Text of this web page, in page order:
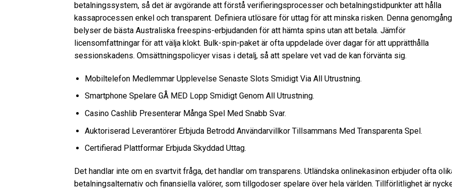
betalningssystem, så det är avgörande att förstå verifieringsprocesser och betalningstidpunkter att hålla
kassaprocessen enkel och transparent. Definiera utlösare för uttag för att minska risken. Denna genomgång
belyser de bästa Australiska freespins-erbjudanden för att hämta spins utan att betala. Jämför
licensomfattningar för att välja klokt. Bulk-spin-paket är ofta uppdelade över dagar för att upprätthålla
sessionskadens. Omsättningspolicyer visas i detalj, så att spelare vet vad de kan förvänta sig.
Mobiltelefon Medlemmar Upplevelse Senaste Slots Smidigt Via All Utrustning.
Smartphone Spelare GÅ MED Lopp Smidigt Genom All Utrustning.
Casino Cashlib Presenterar Många Spel Med Snabb Svar.
Auktoriserad Leverantörer Erbjuda Betrodd Användarvillkor Tillsammans Med Transparenta Spel.
Certifierad Plattformar Erbjuda Skyddad Uttag.
Det handlar inte om en svartvit fråga, det handlar om transparens. Utländska onlinekasinon erbjuder ofta
betalningsalternativ och finansiella valörer, som tillgodoser spelare över hela världen. Tillförlitlighet är